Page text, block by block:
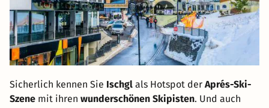
Sicherlich kennen Sie Ischgl als Hotspot der Aprés-Ski-
Szene mit ihren wunderschönen Skipisten. Und auch